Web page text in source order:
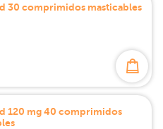
30 comprimidos masticables
120 mg 40 comprimidos